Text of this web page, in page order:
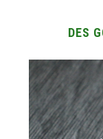
DES